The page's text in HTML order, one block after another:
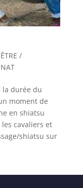
/
la durée du
moment de
en shiatsu
cavaliers et
shiatsu sur